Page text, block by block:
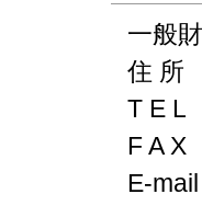
一般
住 所
T E L
F A
E-